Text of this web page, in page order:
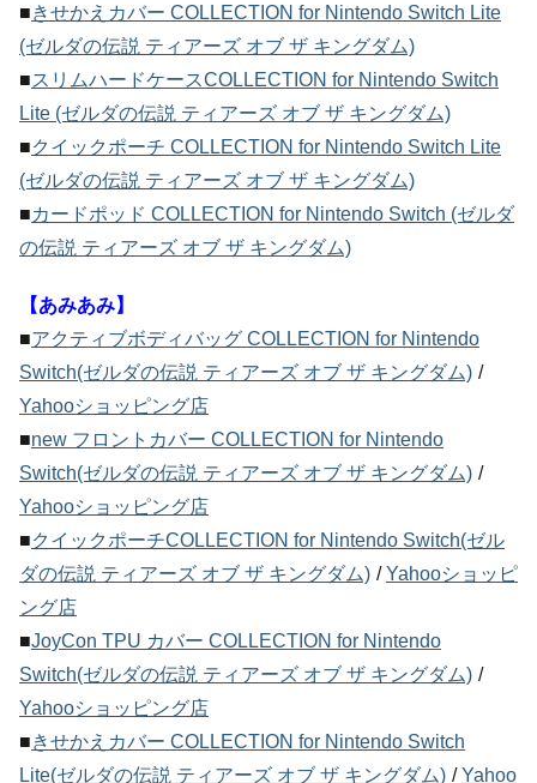
■きせかえカバー COLLECTION for Nintendo Switch Lite
(ゼルダの伝説 ティアーズ オブ ザ キングダム)
■スリムハードケースCOLLECTION for Nintendo Switch
Lite (ゼルダの伝説 ティアーズ オブ ザ キングダム)
■クイックポーチ COLLECTION for Nintendo Switch Lite
(ゼルダの伝説 ティアーズ オブ ザ キングダム)
■カードポッド COLLECTION for Nintendo Switch (ゼルダ
の伝説 ティアーズ オブ ザ キングダム)
【あみあみ】
■アクティブボディバッグ COLLECTION for Nintendo
Switch(ゼルダの伝説 ティアーズ オブ ザ キングダム) /
Yahooショッピング店
■new フロントカバー COLLECTION for Nintendo
Switch(ゼルダの伝説 ティアーズ オブ ザ キングダム) /
Yahooショッピング店
■クイックポーチCOLLECTION for Nintendo Switch(ゼル
ダの伝説 ティアーズ オブ ザ キングダム) /Yahooショッピ
ング店
■JoyCon TPU カバー COLLECTION for Nintendo
Switch(ゼルダの伝説 ティアーズ オブ ザ キングダム) /
Yahooショッピング店
■きせかえカバー COLLECTION for Nintendo Switch
Lite(ゼルダの伝説 ティアーズ オブ ザ キングダム) /Yahoo